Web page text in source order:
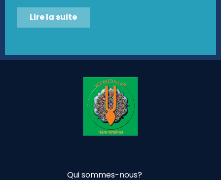
Lire la suite
Qui sommes-nous?